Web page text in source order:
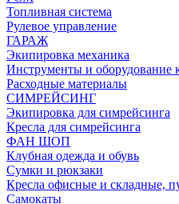
Топливная система
Рулевое управление
ГАРАЖ
Экипировка механика
Инструменты и оборудование
Расходные материалы
СИМРЕЙСИНГ
Экипировка для симрейсинга
Кресла для симрейсинга
ФАН ШОП
Клубная одежда и обувь
Сумки и рюкзаки
Кресла офисные и складные,
Самокаты